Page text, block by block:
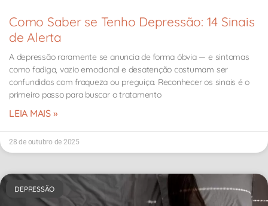
Como Saber se Tenho Depressão: 14 Sinais
de Alerta
A depressão raramente se anuncia de forma óbvia — e sintomas
como fadiga, vazio emocional e desatenção costumam ser
confundidos com fraqueza ou preguiça. Reconhecer os sinais é o
primeiro passo para buscar o tratamento
LEIA MAIS »
28 de outubro de 2025
DEPRESSÃO